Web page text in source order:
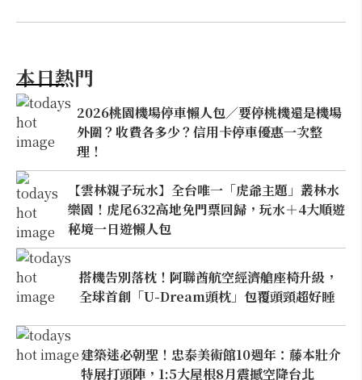
本日熱門
2026桃園機場停車懶人包／要停桃機還是機場
外圍？收費各多少？信用卡停車優惠一次整
理！
【雲林親子玩水】全台唯一「虎爺主題」叢林水
樂園！虎尾632高地免門票回歸，玩水＋4大順遊
秘境一日遊懶人包
搭機告別落枕！阿聯酋航空經濟艙座椅升級，
全球首創「U-Dream頭枕」包覆頭頸超好睡
建築迷必朝聖！忠泰美術館10週年：藤本壯介
特展打頭陣，1:5大屋根8月震撼空降台北